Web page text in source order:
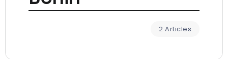
2 Articles